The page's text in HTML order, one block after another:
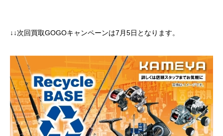
↓↓次回買取GOGOキャンペーンは7月5日となります。